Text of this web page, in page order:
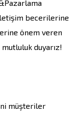
iletişim becerilerine
önem veren
duyarız!
müşteriler